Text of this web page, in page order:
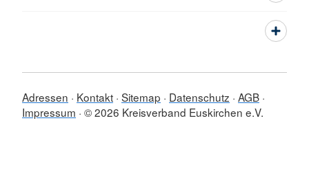
Adressen Kontakt Sitemap Datenschutz AGB
Impressum © 2026 Kreisverband Euskirchen e.V.